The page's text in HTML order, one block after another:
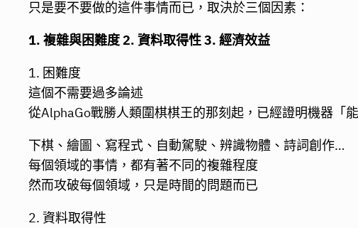
只是要不要做的這件事情而已，取決於三個因素：
1. 複雜與困難度 2. 資料取得性 3. 經濟效益
1. 困難度
這個不需要過多論述
從AlphaGo戰勝人類圍棋棋王的那刻起，已經證明機器「
下棋、繪圖、寫程式、自動駕駛、辨識物體、詩詞創作…
每個領域的事情，都有著不同的複雜程度
然而攻破每個領域，只是時間的問題而已
2. 資料取得性